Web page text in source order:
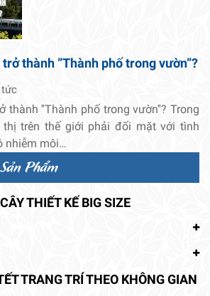
thành ”Thành phố trong vườn”?
thành ''Thành phố trong vườn''? Trong
trên thế giới phải đối mặt với tình
nhiễm môi…
Phẩm
THIẾT KẾ BIG SIZE
TRANG TRÍ THEO KHÔNG GIAN